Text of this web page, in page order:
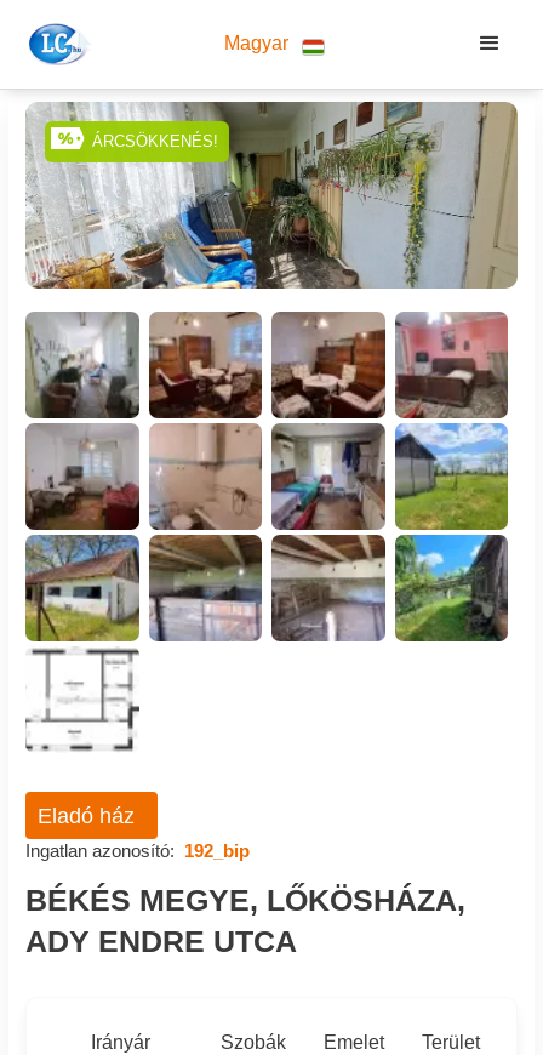
Magyar
ÁRCSÖKKENÉS!
Eladó ház
Ingatlan azonosító: 192_bip
BÉKÉS MEGYE, LŐKÖSHÁZA,
ADY ENDRE UTCA
Irányár Szobák Emelet Terület